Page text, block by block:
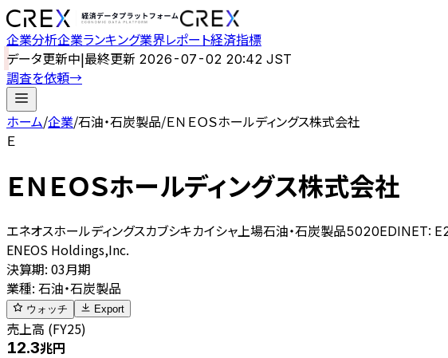
企業分析企業ランキング業界レポート経済指標
データ更新中|最終更新 2026-07-02 20:42 JST
調査を依頼→
ホーム/企業/石油・石炭製品/ＥＮＥＯＳホールディングス株式会社
Ｅ
ＥＮＥＯＳホールディングス株式会社
エネオスホールディングスカブシキカイシャ 上場石油・石炭製品5020EDINET:
ENEOS Holdings,Inc.
決算期: 03月期
業種: 石油・石炭製品
ウォッチ Export
売上高 (FY25)
12.3兆円